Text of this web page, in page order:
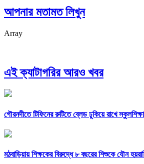
আপনার মতামত লিখুন
Array
এই ক্যাটাগরির আরও খবর
গৌরনদীতে টিফিনের রুটিতে ব্লেড ঢুকিয়ে রাখে
মঠবাড়িয়ায় শিক্ষকের বিরুদ্ধে ৮ বছরের শিশুকে যৌন